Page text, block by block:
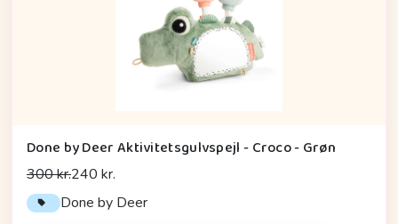
Done by Deer Aktivitetsgulvspejl - Croco - Grøn
300 kr.240 kr.
Done by Deer